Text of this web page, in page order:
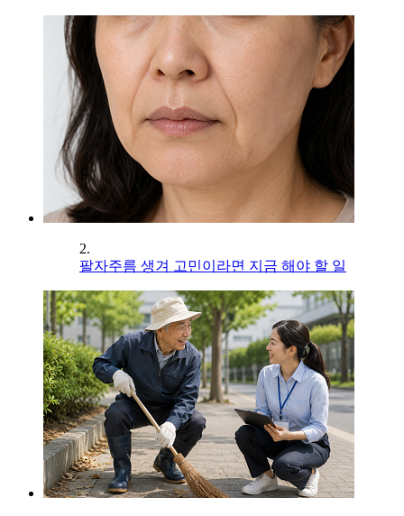
2.
팔자주름 생겨 고민이라면 지금 해야 할 일